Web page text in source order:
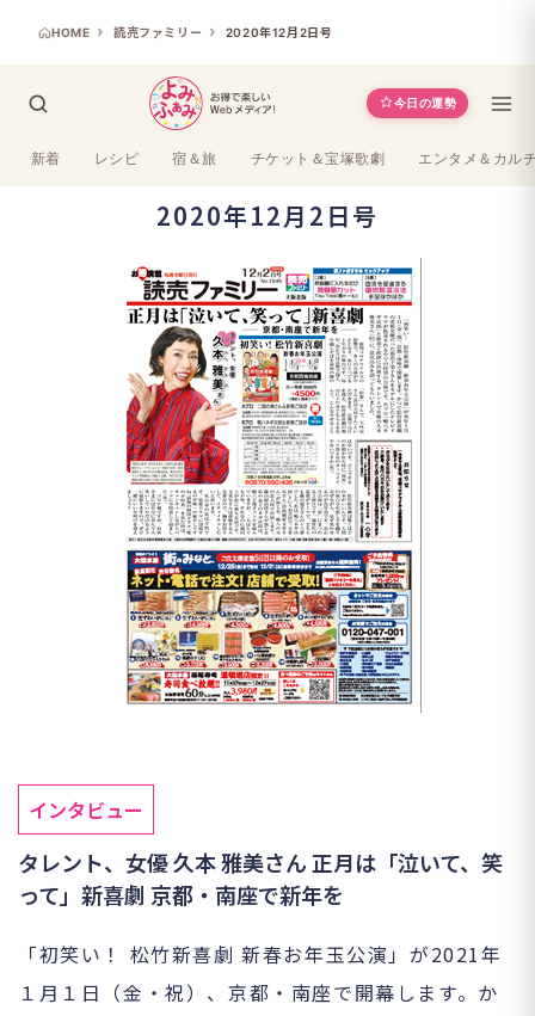
HOME 読売ファミリー 2020年12月2日号
今日の運勢
新着 レシピ 宿＆旅 チケット＆宝塚歌劇 エンタメ＆カル
2020年12月2日号
インタビュー
タレント、女優 久本 雅美さん 正月は「泣いて、笑
って」新喜劇 京都・南座で新年を
「初笑い！ 松竹新喜劇 新春お年玉公演」が2021年
１月１日（金・祝）、京都・南座で開幕します。か